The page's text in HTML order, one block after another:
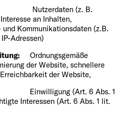
(z. B.
an Inhalten,
Kommunikationsdaten (z.B.
Adressen)
Ordnungsgemäße
der Website, schnellere
der Website,
Einwilligung (Art. 6 Abs. 1
Interessen (Art. 6 Abs. 1 lit.